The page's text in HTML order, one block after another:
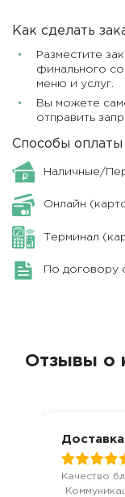
Как сделать
Разместите
финального
меню и услуг.
Вы можете
отправить
Способы оплаты
Наличные/
Онлайн
Терминал
По договору
Отзывы о
Качество